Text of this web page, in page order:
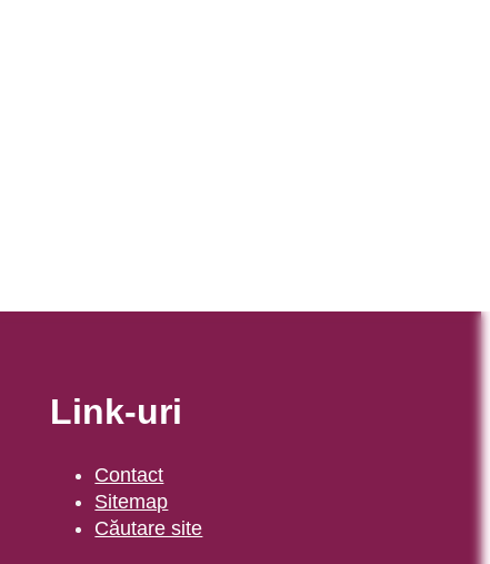
Link-uri
Contact
Sitemap
Căutare site